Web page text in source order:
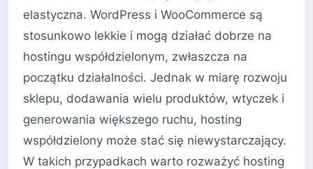
elastyczna. WordPress i WooCommerce są
stosunkowo lekkie i mogą działać dobrze na
hostingu współdzielonym, zwłaszcza na
początku działalności. Jednak w miarę rozwoju
sklepu, dodawania wielu produktów, wtyczek i
generowania większego ruchu, hosting
współdzielony może stać się niewystarczający.
W takich przypadkach warto rozważyć hosting